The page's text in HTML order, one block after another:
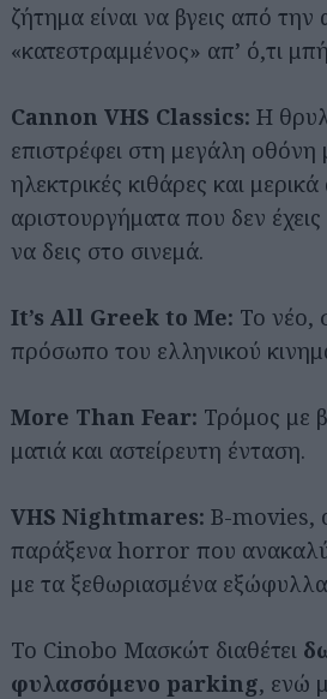
ζήτημα είναι να βγεις από την
«κατεστραμμένος» απ’ ό,τι
Cannon VHS Classics: Η
επιστρέφει στη μεγάλη οθόνη
ηλεκτρικές κιθάρες και
αριστουργήματα που δεν
να δεις στο σινεμά.
It’s All Greek to Me: Το νέο,
πρόσωπο του ελληνικού
More Than Fear: Τρόμος με
ματιά και αστείρευτη ένταση.
VHS Nightmares: B-movies,
παράξενα horror που
με τα ξεθωριασμένα
Το Cinobo Μασκώτ διαθέτει
φυλασσόμενο parking, ενώ